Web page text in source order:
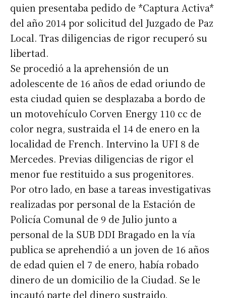
quien presentaba pedido de *Captura Activa*
del año 2014 por solicitud del Juzgado de Paz
Local. Tras diligencias de rigor recuperó su
libertad.
Se procedió a la aprehensión de un
adolescente de 16 años de edad oriundo de
esta ciudad quien se desplazaba a bordo de
un motovehículo Corven Energy 110 cc de
color negra, sustraida el 14 de enero en la
localidad de French. Intervino la UFI 8 de
Mercedes. Previas diligencias de rigor el
menor fue restituido a sus progenitores.
Por otro lado, en base a tareas investigativas
realizadas por personal de la Estación de
Policía Comunal de 9 de Julio junto a
personal de la SUB DDI Bragado en la vía
publica se aprehendió a un joven de 16 años
de edad quien el 7 de enero, había robado
dinero de un domicilio de la Ciudad. Se le
incautó parte del dinero sustraido.